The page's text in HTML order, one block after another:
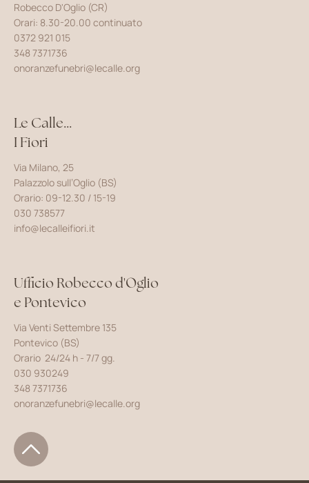
Robecco D'Oglio (CR)
Orari: 8.30-20.00 continuato
0372 921 015
348 7371736
onoranzefunebri@lecalle.org
Le Calle...
I Fiori
Via Milano, 25
Palazzolo sull’Oglio (BS)
Orario: 09-12.30 / 15-19
030 738577
info@lecalleifiori.it
Ufficio Robecco d'Oglio
e Pontevico
Via Venti Settembre 135
Pontevico (BS)
Orario 24/24 h - 7/7 gg.
030 930249
348 7371736
onoranzefunebri@lecalle.org